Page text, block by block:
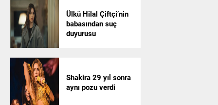
Ülkü Hilal Çiftçi’nin
babasından suç
duyurusu
Shakira 29 yıl sonra
aynı pozu verdi